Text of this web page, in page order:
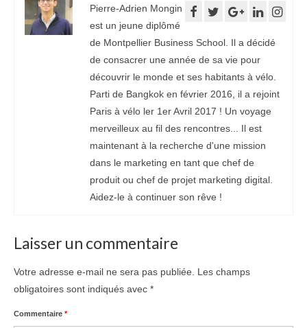
Pierre-Adrien Mongin
est un jeune diplômé
de Montpellier Business School. Il a décidé
de consacrer une année de sa vie pour
découvrir le monde et ses habitants à vélo.
Parti de Bangkok en février 2016, il a rejoint
Paris à vélo ler 1er Avril 2017 ! Un voyage
merveilleux au fil des rencontres... Il est
maintenant à la recherche d'une mission
dans le marketing en tant que chef de
produit ou chef de projet marketing digital.
Aidez-le à continuer son rêve !
Laisser un commentaire
Votre adresse e-mail ne sera pas publiée.
Les champs
obligatoires sont indiqués avec *
Commentaire *